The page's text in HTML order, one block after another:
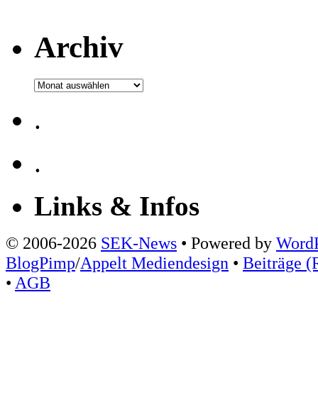
Archiv
Archiv
.
.
Links & Infos
© 2006-2026 SEK-News • Powered by
BlogPimp/Appelt Mediendesign • Beiträge
• AGB